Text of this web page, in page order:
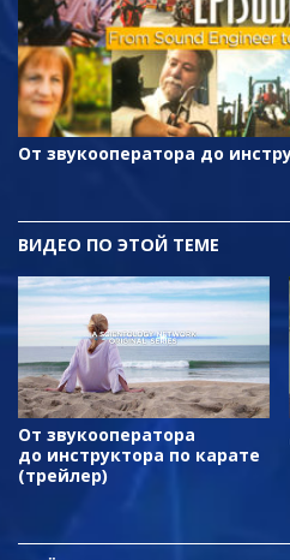
От звукооператора до
ВИДЕО ПО ЭТОЙ ТЕМЕ
От звукооператора
до инструктора по карате
(трейлер)